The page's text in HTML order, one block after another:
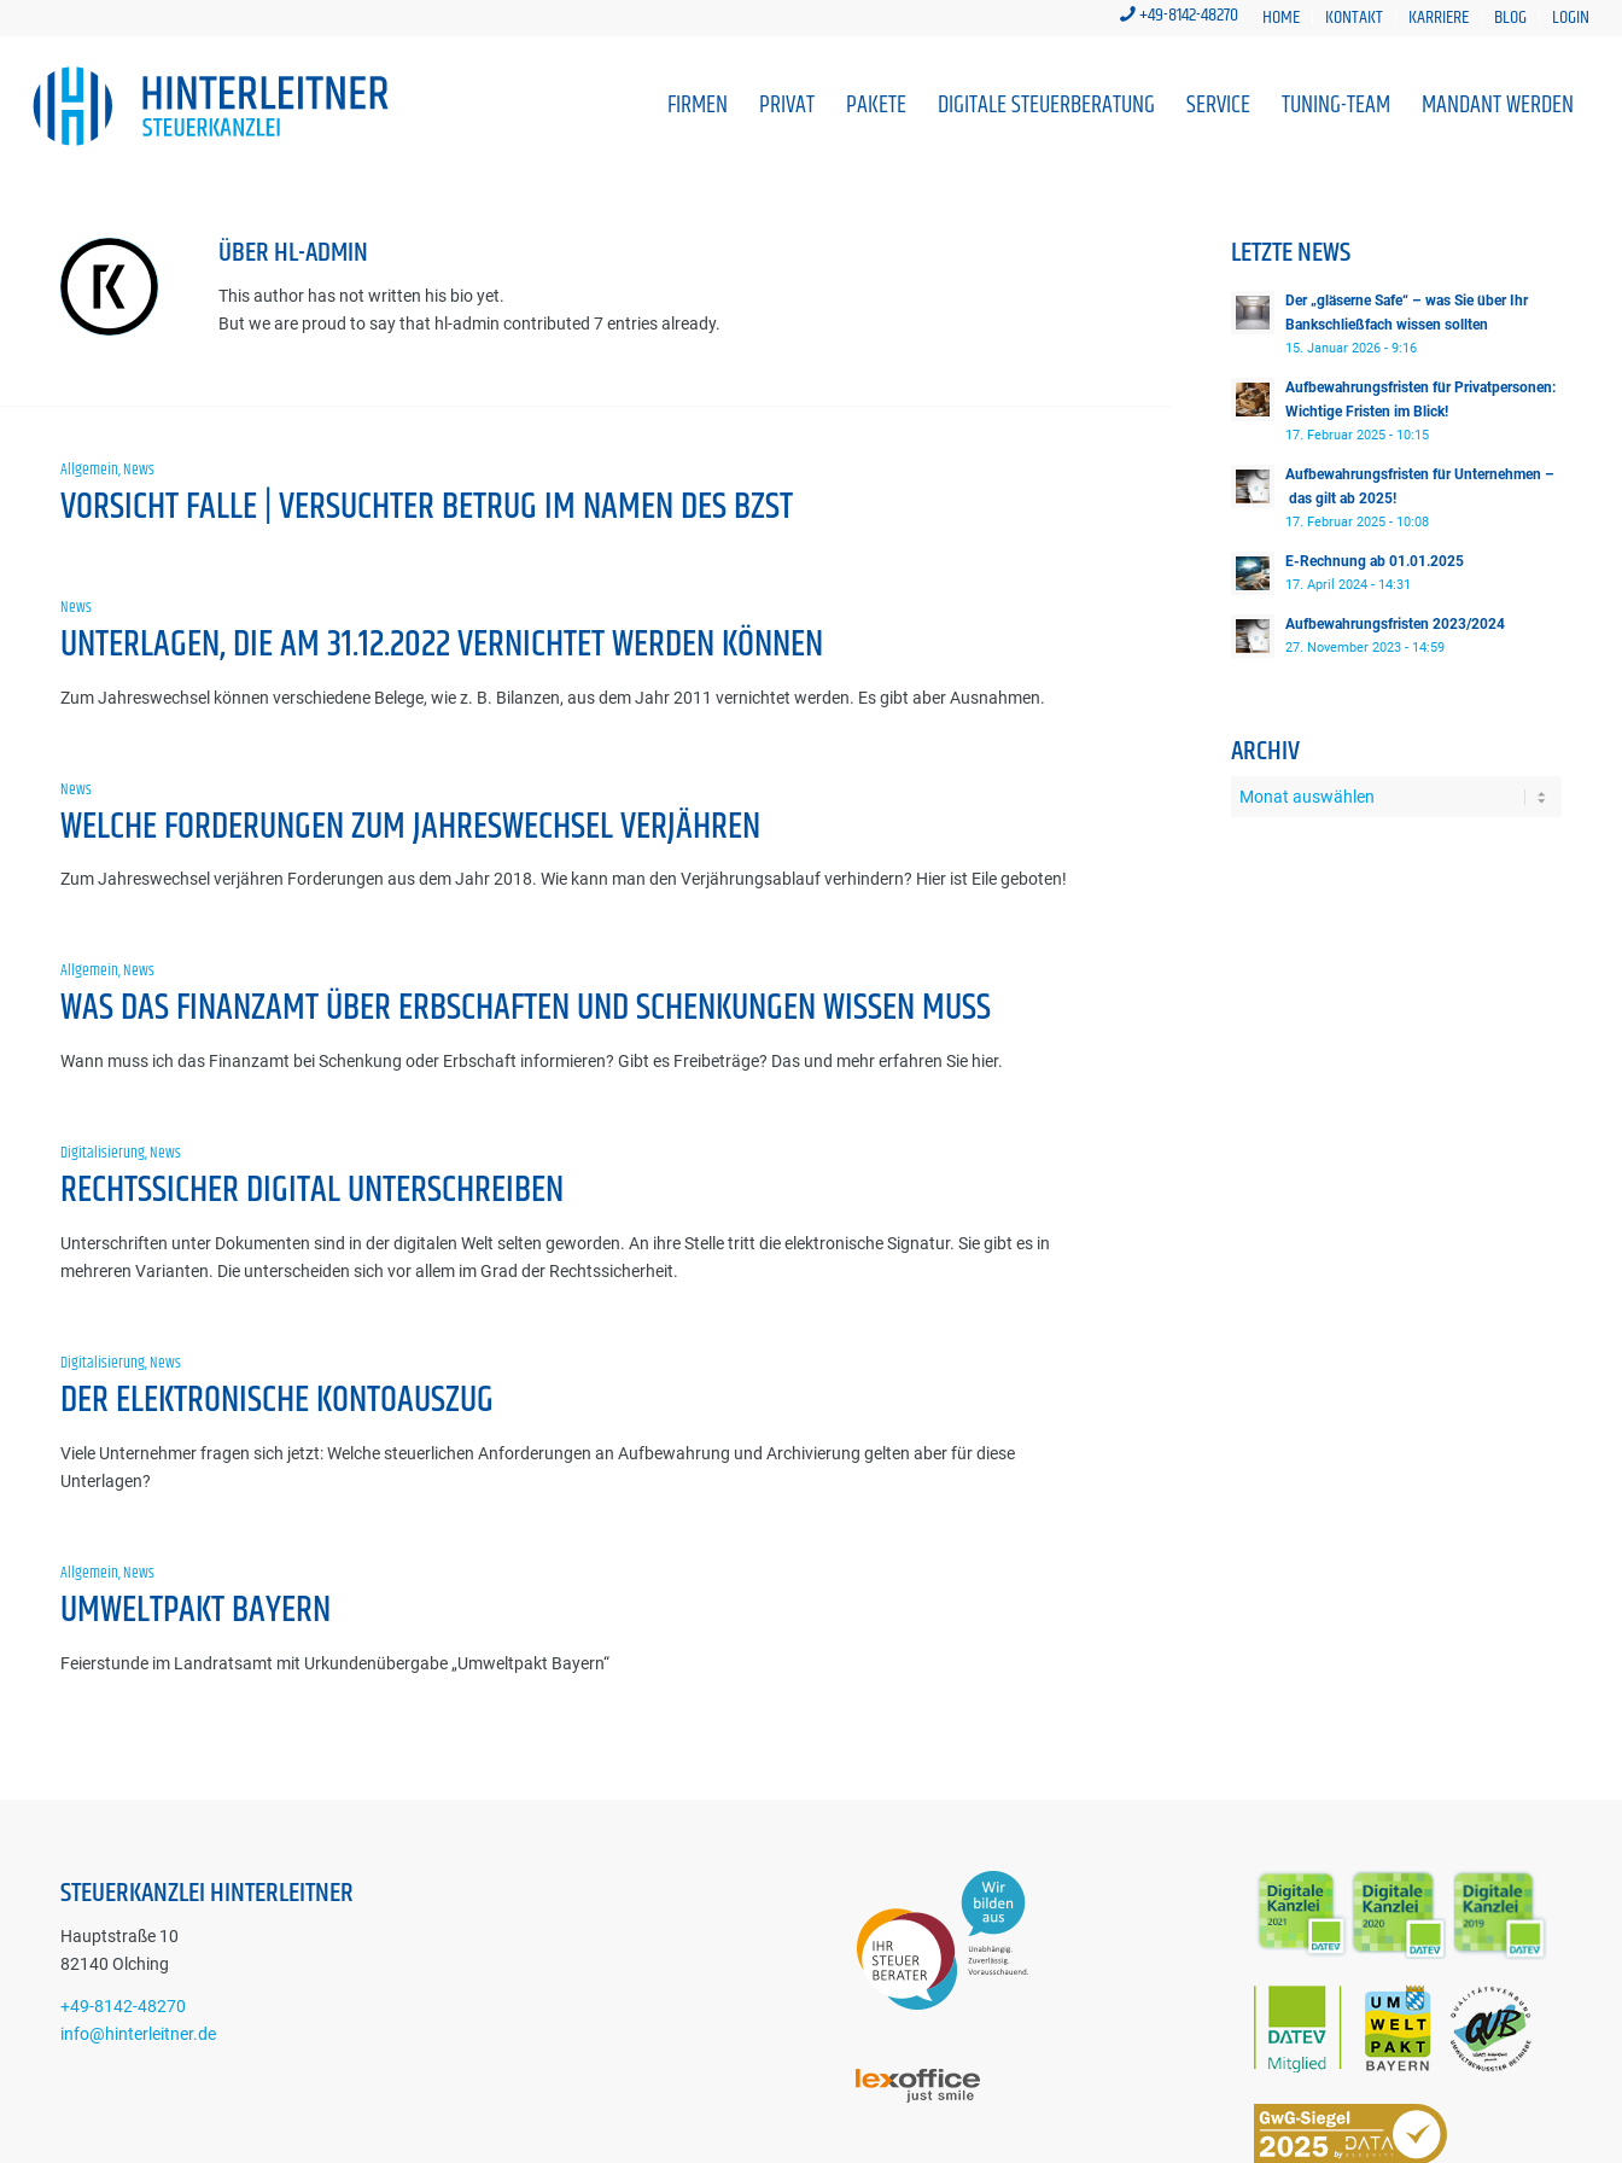
HOME KONTAKT KARRIERE BLOG LOGIN
+49-8142-48270
FIRMEN PRIVAT PAKETE DIGITALE STEUERBERATUNG SERVICE TUNING-TEAM MANDANT WERDEN
ÜBERHL-ADMIN
This author has not written his bio yet.
But we are proud to say that hl-admin contributed 7 entries already.
Allgemein,News
VORSICHT FALLE | VERSUCHTER BETRUG IM NAMEN DES BZST
News
UNTERLAGEN, DIE AM 31.12.2022 VERNICHTET WERDEN KÖNNEN
Zum Jahreswechsel können verschiedene Belege, wie z. B. Bilanzen, aus dem Jahr 2011 vernichtet werden. Es gibt aber Ausnahmen.
News
WELCHE FORDERUNGEN ZUM JAHRESWECHSEL VERJÄHREN
Zum Jahreswechsel verjähren Forderungen aus dem Jahr 2018. Wie kann man den Verjährungsablauf verhindern? Hier ist Eile geboten!
Allgemein,News
WAS DAS FINANZAMT ÜBER ERBSCHAFTEN UND SCHENKUNGEN WISSEN MUSS
Wann muss ich das Finanzamt bei Schenkung oder Erbschaft informieren? Gibt es Freibeträge? Das und mehr erfahren Sie hier.
Digitalisierung,News
RECHTSSICHER DIGITAL UNTERSCHREIBEN
Unterschriften unter Dokumenten sind in der digitalen Welt selten geworden. An ihre Stelle tritt die elektronische Signatur. Sie gibt es in
mehreren Varianten. Die unterscheiden sich vor allem im Grad der Rechtssicherheit.
Digitalisierung,News
DER ELEKTRONISCHE KONTOAUSZUG
Viele Unternehmer fragen sich jetzt: Welche steuerlichen Anforderungen an Aufbewahrung und Archivierung gelten aber für diese
Unterlagen?
Allgemein,News
UMWELTPAKT BAYERN
Feierstunde im Landratsamt mit Urkundenübergabe „Umweltpakt Bayern“
LETZTE NEWS
Der „gläserne Safe“ – was Sie über Ihr
Bankschließfach wissen sollten
15. Januar 2026 - 9:16
Aufbewahrungsfristen für Privatpersonen:
Wichtige Fristen im Blick!
17. Februar 2025 - 10:15
Aufbewahrungsfristen für Unternehmen –
das gilt ab 2025!
17. Februar 2025 - 10:08
E-Rechnung ab 01.01.2025
17. April 2024 - 14:31
Aufbewahrungsfristen 2023/2024
27. November 2023 - 14:59
ARCHIV
STEUERKANZLEI HINTERLEITNER
Hauptstraße 10
82140 Olching
+49-8142-48270
info@hinterleitner.de